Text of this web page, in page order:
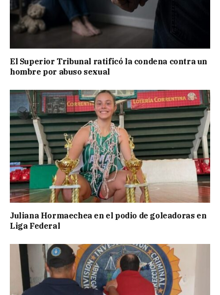
El Superior Tribunal ratificó la condena contra un
hombre por abuso sexual
Juliana Hormaechea en el podio de goleadoras en
Liga Federal